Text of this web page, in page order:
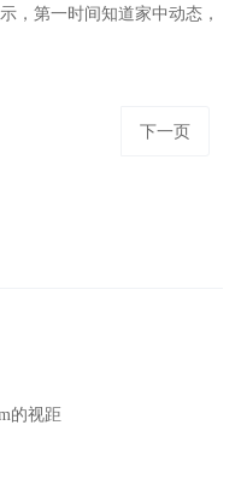
，第一时间知道家中动态，
下一页
的视距